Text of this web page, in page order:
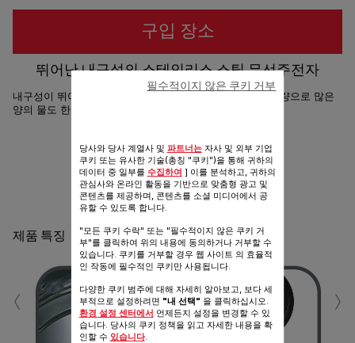
구입 장소
뛰어난 내구성의 스테인리스 스틸 무선주전자
내구성이 뛰어난 스테인리스 스틸 무선주전자로, 1.7L의 용량으로 많은
양의 물도 한 번에 끓일 수 있어 편리합니다.
보내기
제품 특징
‹ ›
당사와 당사 계열사 및 파트너는자사 및 외부 기업
쿠키 또는 유사한 기술(총칭 "쿠키")을 통해 귀하의
데이터 중 일부를 수집하여 ] 이를 분석하고, 귀하의
관심사와 온라인 활동을 기반으로 맞춤형 광고 및
콘텐츠를 제공하며, 콘텐츠를 소셜 미디어에서 공
유할 수 있도록 합니다.
"모든 쿠키 수락" 또는 "필수적이지 않은 쿠키 거
부"를 클릭하여 위의 내용에 동의하거나 거부할 수
있습니다. 쿠키를 거부할 경우 웹 사이트 의 효율적
인 작동에 필수적인 쿠키만 사용됩니다.
다양한 쿠키 범주에 대해 자세히 알아보고, 보다 세
부적으로 설정하려면 "내 선택" 을 클릭하십시오.
환경 설정 센터에서 언제든지 설정을 변경할 수 있
습니다. 당사의 쿠키 정책을 읽고 자세한 내용을 확
인할 수 있습니다.
필수적이지 않은 쿠키 거부